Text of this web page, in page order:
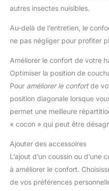
autres insectes nuisibles.
Au-delà de l’entretien, le
ne pas négliger pour profiter
Améliorer le confort de votre
Optimiser la position de
Pour améliorer le confortde
position diagonale lorsque
permet une meilleure
« cocon » qui peut être
Ajouter des accessoires
L’ajout d’un coussin ou
à améliorer le confort.
de vos préférences